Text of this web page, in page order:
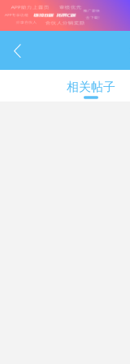

相关帖子